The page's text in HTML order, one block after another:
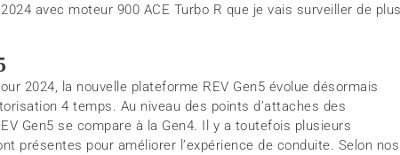
avec moteur 900 ACE Turbo R que je vais surveiller de plus
2024, la nouvelle plateforme REV Gen5 évolue désormais
4 temps. Au niveau des points d’attaches des
Gen5 se compare à la Gen4. Il y a toutefois plusieurs
présentes pour améliorer l’expérience de conduite. Selon nos